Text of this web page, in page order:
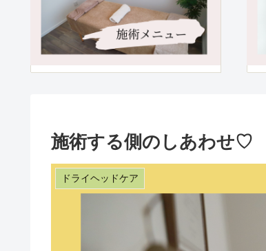
施術する側のしあわせ♡
ドライヘッドケア